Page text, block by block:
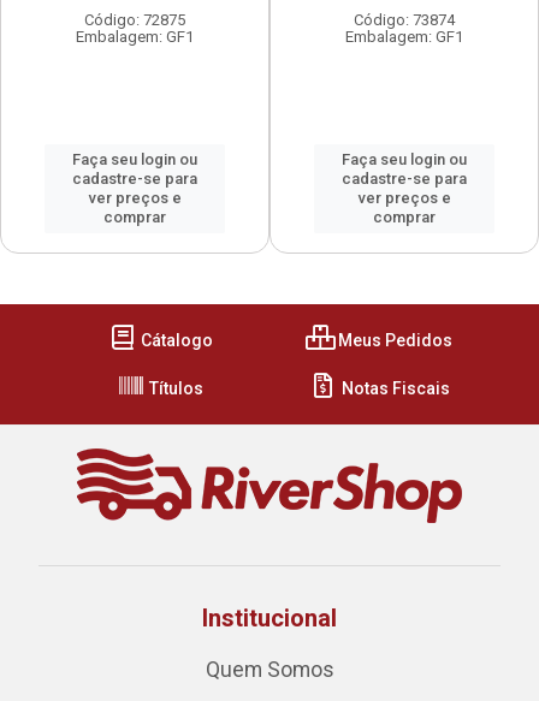
Código: 72875
Embalagem: GF1
Faça seu login ou
cadastre-se para
ver preços e
comprar
Código: 73874
Embalagem: GF1
Faça seu login ou
cadastre-se para
ver preços e
comprar
Cátalogo Meus Pedidos
Títulos Notas Fiscais
Institucional
Quem Somos